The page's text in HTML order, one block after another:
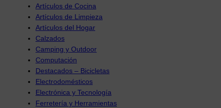
Artículos de Cocina
Artículos de Limpieza
Artículos del Hogar
Calzados
Camping y Outdoor
Computación
Destacados – Bicicletas
Electrodomésticos
Electrónica y Tecnología
Ferretería y Herramientas